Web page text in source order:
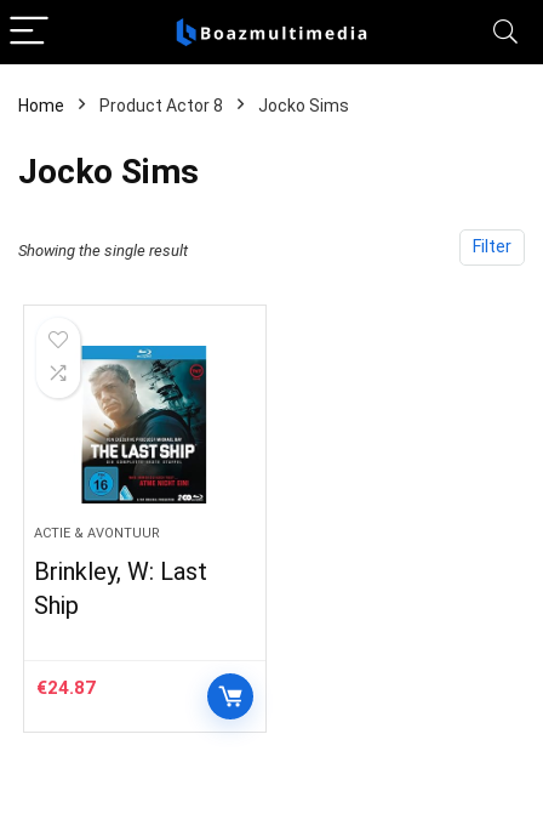
Home Product Actor 8 Jocko Sims
Jocko Sims
Filter
Showing the single result
ACTIE & AVONTUUR
Brinkley, W: Last
Ship
€24.87